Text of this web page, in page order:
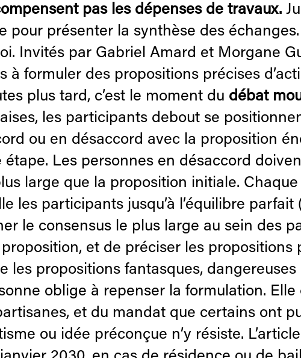
pas les dépenses de travaux.
pour présenter la synthèse des
Invités par Gabriel Amard et Morgane
à formuler des propositions précises
plus tard, c’est le moment du débat
les participants debout se
ou en désaccord avec la proposition
étape. Les personnes en désaccord
large que la proposition initiale.
les participants jusqu’à l’équilibre
le consensus le plus large au sein des
proposition, et de préciser les
les propositions fantasques,
oblige à repenser la formulation.
et du mandat que certains ont
ou idée préconçue n’y résiste.